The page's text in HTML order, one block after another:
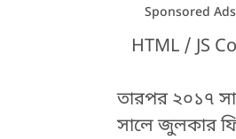
Sponsored Ads
HTML / JS
তারপর ২০১৭
সালে জুলকার